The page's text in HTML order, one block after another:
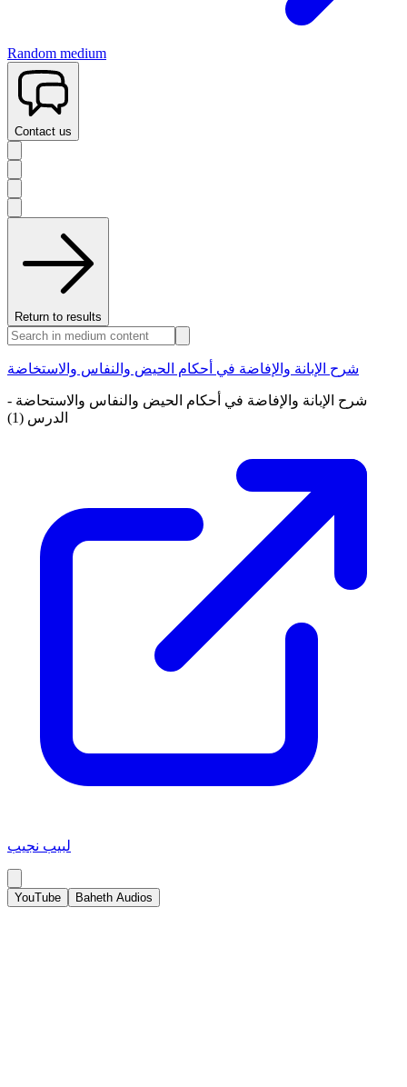
Random medium
Contact us
Return to results
شرح الإبانة والإفاضة في أحكام الحيض والنفاس والاستخاضة
شرح الإبانة والإفاضة في أحكام الحيض والنفاس والاستحاضة -
الدرس (1)
لبيب نجيب
YouTube Baheth Audios